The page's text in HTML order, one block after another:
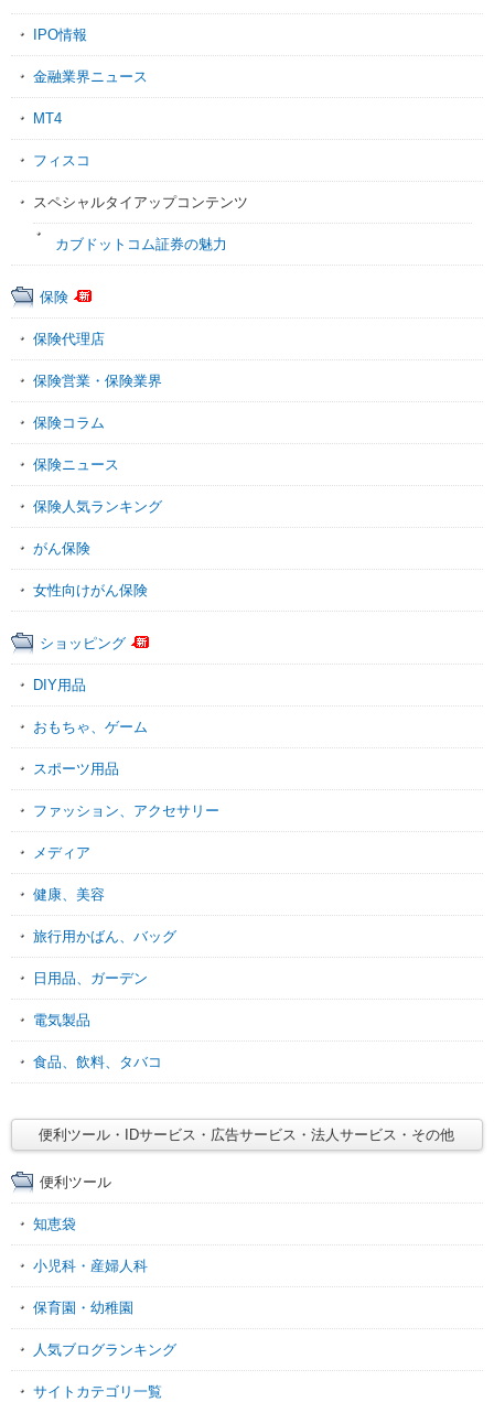
IPO情報
金融業界ニュース
MT4
フィスコ
スペシャルタイアップコンテンツ
カブドットコム証券の魅力
保険
保険代理店
保険営業・保険業界
保険コラム
保険ニュース
保険人気ランキング
がん保険
女性向けがん保険
ショッピング
DIY用品
おもちゃ、ゲーム
スポーツ用品
ファッション、アクセサリー
メディア
健康、美容
旅行用かばん、バッグ
日用品、ガーデン
電気製品
食品、飲料、タバコ
便利ツール・IDサービス・広告サービス・法人サービス・その他
便利ツール
知恵袋
小児科・産婦人科
保育園・幼稚園
人気ブログランキング
サイトカテゴリ一覧